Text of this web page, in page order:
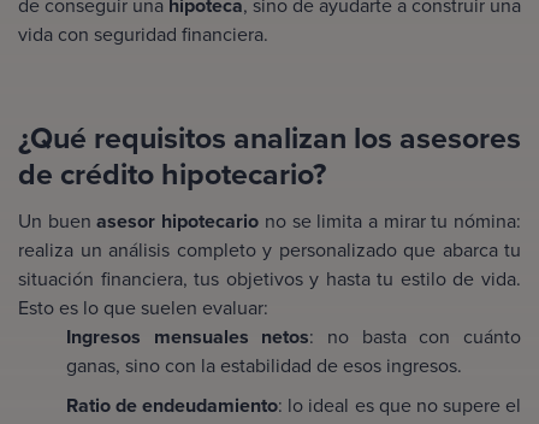
vida con seguridad financiera.
¿Qué requisitos analizan los asesores
de crédito hipotecario?
Un buenasesor hipotecario no se limita a mirar tu nómina:
realiza un análisis completo y personalizado que abarca tu
situación financiera, tus objetivos y hasta tu estilo de vida.
Esto es lo que suelen evaluar:
Ingresos mensuales netos: no basta con cuánto
ganas, sino con la estabilidad de esos ingresos.
Ratio de endeudamiento: lo ideal es que no supere el